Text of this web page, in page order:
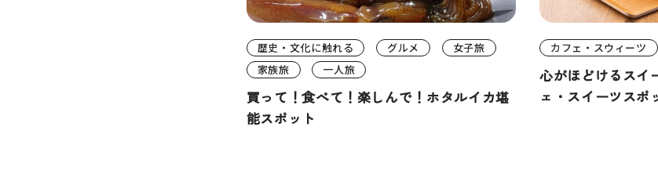
歴史・文化に触れる グルメ
女子旅
家族旅
一人旅
買って！食べて！楽しんで！ホタルイカ堪
能スポット
カフェ・スウィーツ
心がほどけるスイ
ェ・スイーツスポ